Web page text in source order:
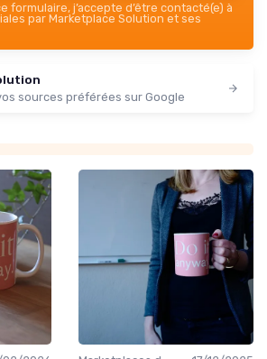
formulaire, j’accepte d’être contacté(e) à
par Marketplace Solution et ses
sources préférées sur Google